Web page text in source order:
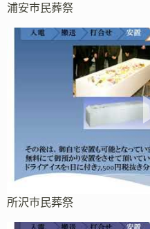
浦安市民葬祭
所沢市民葬祭